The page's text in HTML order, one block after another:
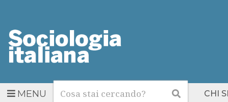
MENUCerca Cerca CHI